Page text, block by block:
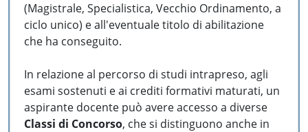
(Magistrale, Specialistica, Vecchio Ordinamento, a
ciclo unico) e all'eventuale titolo di abilitazione
che ha conseguito.
In relazione al percorso di studi intrapreso, agli
esami sostenuti e ai crediti formativi maturati, un
aspirante docente può avere accesso a diverse
Classi di Concorso, che si distinguono anche in